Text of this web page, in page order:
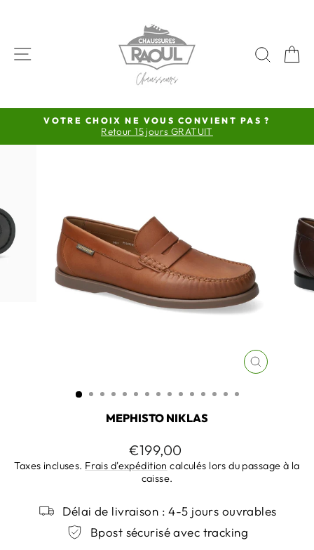
NAVIGATION
Diaporama
Pause
VOTRE CHOIX NE VOUS CONVIENT PAS ?
Retour 15 jours GRATUIT
FERMER
MEPHISTO NIKLAS
Prix
régulier
€199,00
Taxes incluses. Frais d'expédition calculés lors du passage à la
caisse.
Délai de livraison : 4-5 jours ouvrables
Bpost sécurisé avec tracking